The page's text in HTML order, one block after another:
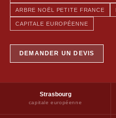
ARBRE NOËL PETITE FRANCE
CAPITALE EUROPÉENNE
DEMANDER UN DEVIS
Strasbourg
capitale européenne